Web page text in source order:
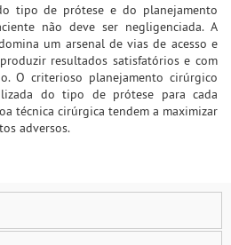
tipo de prótese e do planejamento
não deve ser negligenciada. A
um arsenal de vias de acesso e
resultados satisfatórios e com
O criterioso planejamento cirúrgico
do tipo de prótese para cada
técnica cirúrgica tendem a maximizar
adversos.